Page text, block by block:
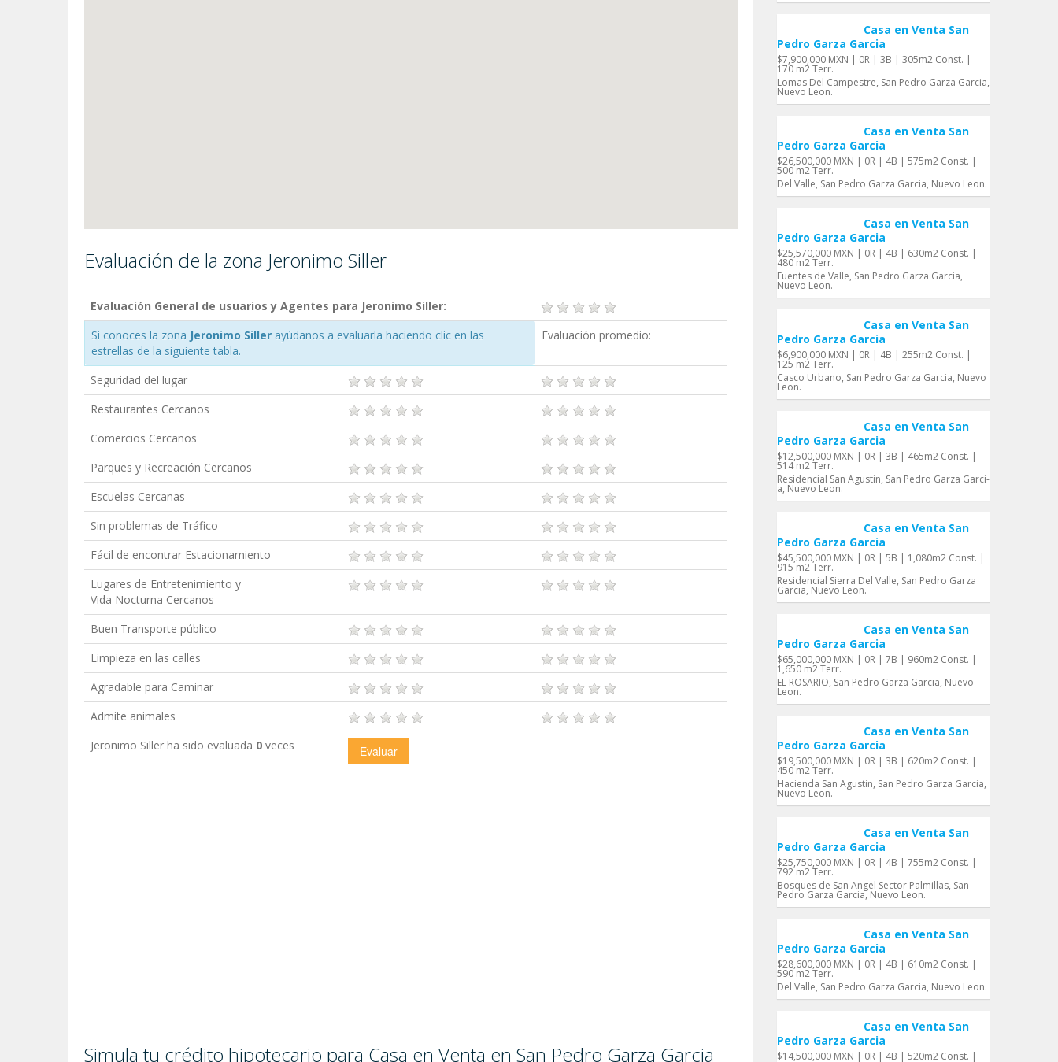
Evaluación de la zona Jeronimo Siller
Evaluación General de usuarios y Agentes para Jeronimo Siller:
Si conoces la zona Jeronimo Siller ayúdanos a evaluarla haciendo clic en las
estrellas de la siguiente tabla.
Evaluación promedio:
Seguridad del lugar
Restaurantes Cercanos
Comercios Cercanos
Parques y Recreación Cercanos
Escuelas Cercanas
Sin problemas de Tráfico
Fácil de encontrar Estacionamiento
Lugares de Entretenimiento y
Vida Nocturna Cercanos
Buen Transporte público
Limpieza en las calles
Agradable para Caminar
Admite animales
Jeronimo Siller ha sido evaluada 0 veces
Simula tu crédito hipotecario para Casa en Venta en San Pedro Garza Garci­a
Casa en Venta San
Pedro Garza Garci­a
$7,900,000 MXN | 0R | 3B | 305m2 Const. |
170 m2 Terr.
Lomas Del Campestre, San Pedro Garza Garci­a,
Nuevo Leon.
Casa en Venta San
Pedro Garza Garci­a
$26,500,000 MXN | 0R | 4B | 575m2 Const. |
500 m2 Terr.
Del Valle, San Pedro Garza Garci­a, Nuevo Leon.
Casa en Venta San
Pedro Garza Garci­a
$25,570,000 MXN | 0R | 4B | 630m2 Const. |
480 m2 Terr.
Fuentes de Valle, San Pedro Garza Garci­a,
Nuevo Leon.
Casa en Venta San
Pedro Garza Garci­a
$6,900,000 MXN | 0R | 4B | 255m2 Const. |
125 m2 Terr.
Casco Urbano, San Pedro Garza Garci­a, Nuevo
Leon.
Casa en Venta San
Pedro Garza Garci­a
$12,500,000 MXN | 0R | 3B | 465m2 Const. |
514 m2 Terr.
Residencial San Agustin, San Pedro Garza Garci­
a, Nuevo Leon.
Casa en Venta San
Pedro Garza Garci­a
$45,500,000 MXN | 0R | 5B | 1,080m2 Const. |
915 m2 Terr.
Residencial Sierra Del Valle, San Pedro Garza
Garci­a, Nuevo Leon.
Casa en Venta San
Pedro Garza Garci­a
$65,000,000 MXN | 0R | 7B | 960m2 Const. |
1,650 m2 Terr.
EL ROSARIO, San Pedro Garza Garci­a, Nuevo
Leon.
Casa en Venta San
Pedro Garza Garci­a
$19,500,000 MXN | 0R | 3B | 620m2 Const. |
450 m2 Terr.
Hacienda San Agustin, San Pedro Garza Garci­a,
Nuevo Leon.
Casa en Venta San
Pedro Garza Garci­a
$25,750,000 MXN | 0R | 4B | 755m2 Const. |
792 m2 Terr.
Bosques de San Angel Sector Palmillas, San
Pedro Garza Garci­a, Nuevo Leon.
Casa en Venta San
Pedro Garza Garci­a
$28,600,000 MXN | 0R | 4B | 610m2 Const. |
590 m2 Terr.
Del Valle, San Pedro Garza Garci­a, Nuevo Leon.
Casa en Venta San
Pedro Garza Garci­a
$14,500,000 MXN | 0R | 4B | 520m2 Const. |